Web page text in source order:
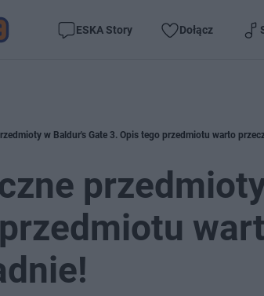
ESKA Story Dołącz
w Baldur's Gate 3. Opis tego przedmiotu warto